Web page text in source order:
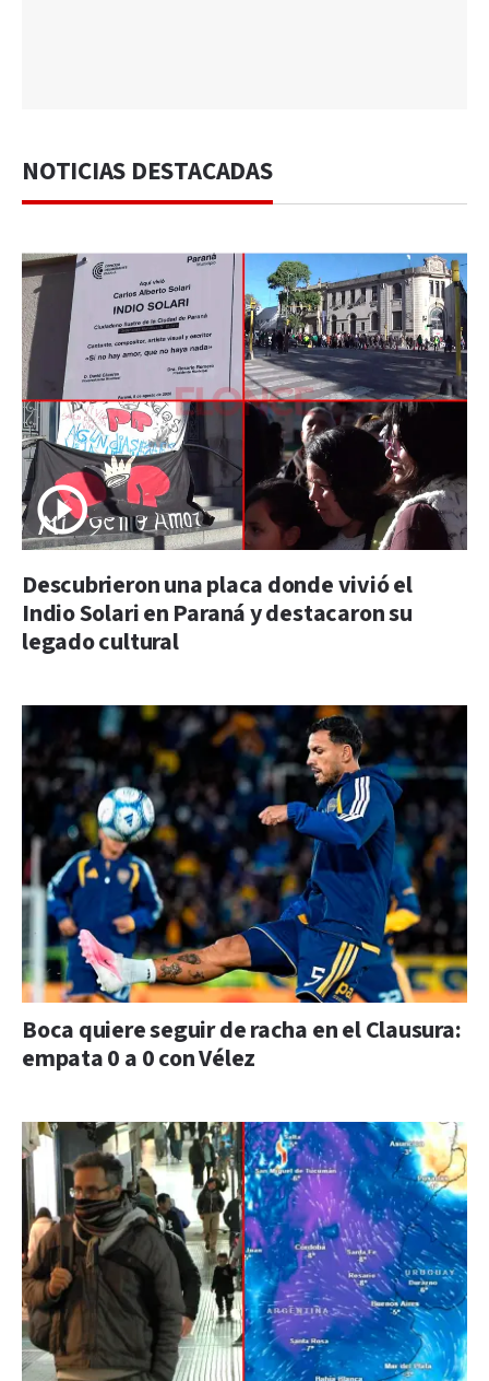
NOTICIAS DESTACADAS
Descubrieron una placa donde vivió el
Indio Solari en Paraná y destacaron su
legado cultural
Boca quiere seguir de racha en el Clausura:
empata 0 a 0 con Vélez